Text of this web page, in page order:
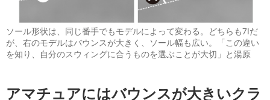
ソール形状は、同じ番手でもモデルによって変わる。どちらも7Iだ
が、右のモデルはバウンスが大きく、ソール幅も広い。「この違い
を知り、自分のスウィングに合うものを選ぶことが大切」と湯原
アマチュアにはバウンスが大きいクラ